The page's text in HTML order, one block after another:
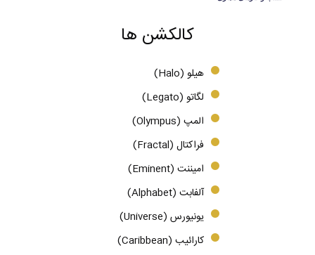
کالکشن ها
هیلو (Halo)
لگاتو (Legato)
المپ (Olympus)
فراکتال (Fractal)
امیننت (Eminent)
آلفابت (Alphabet)
یونیورس (Universe)
کارائیب (Caribbean)